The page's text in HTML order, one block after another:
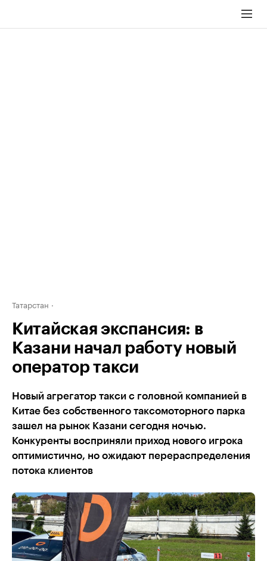
Татарстан
Китайская экспансия: в
Казани начал работу новый
оператор такси
Новый агрегатор такси с головной компанией в
Китае без собственного таксомоторного парка
зашел на рынок Казани сегодня ночью.
Конкуренты восприняли приход нового игрока
оптимистично, но ожидают перераспределения
потока клиентов